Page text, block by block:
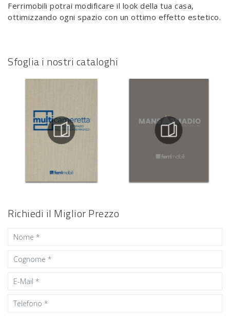
Ferrimobili potrai modificare il look della tua casa,
ottimizzando ogni spazio con un ottimo effetto estetico.
Sfoglia i nostri cataloghi
Richiedi il Miglior Prezzo